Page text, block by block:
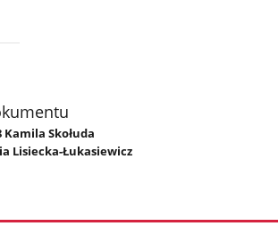
Kamila Skołuda
Lisiecka-Łukasiewicz